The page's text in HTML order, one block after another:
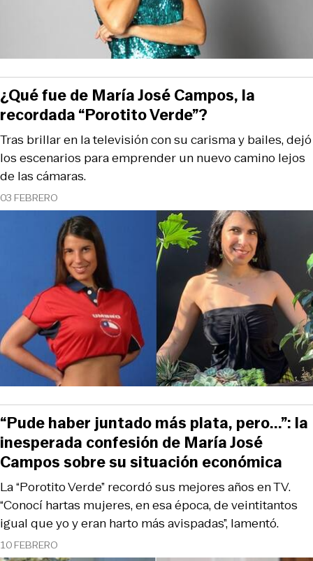
03 FEBRERO
Tras brillar en la televisión con su carisma y bailes, dejó
los escenarios para emprender un nuevo camino lejos
de las cámaras.
¿Qué fue de María José Campos, la
recordada “Porotito Verde”?
10 FEBRERO
La “Porotito Verde” recordó sus mejores años en TV.
“Conocí hartas mujeres, en esa época, de veintitantos
igual que yo y eran harto más avispadas”, lamentó.
“Pude haber juntado más plata, pero...”: la
inesperada confesión de María José
Campos sobre su situación económica